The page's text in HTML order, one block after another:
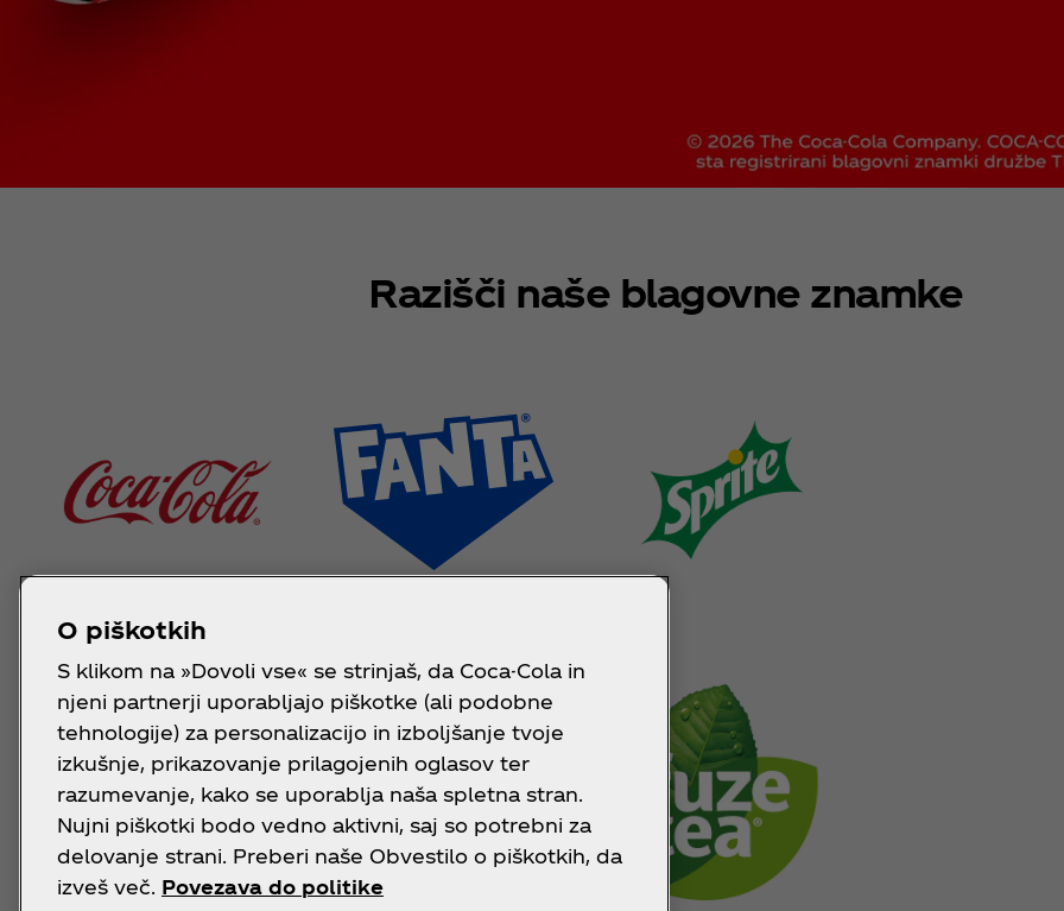
Razišči naše blagovne znamke
O piškotkih
S klikom na »Dovoli vse« se strinjaš, da Coca-Cola in
njeni partnerji uporabljajo piškotke (ali podobne
tehnologije) za personalizacijo in izboljšanje tvoje
izkušnje, prikazovanje prilagojenih oglasov ter
razumevanje, kako se uporablja naša spletna stran.
Nujni piškotki bodo vedno aktivni, saj so potrebni za
delovanje strani. Preberi naše Obvestilo o piškotkih, da
izveš več. Povezava do politike